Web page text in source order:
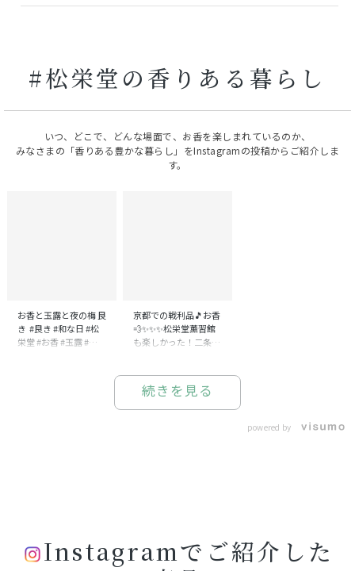
#松栄堂の香りある暮らし
いつ、どこで、どんな場面で、お香を楽しまれているのか、
みなさまの「香りある豊かな暮らし」をInstagramの投稿からご紹介しま
す。
お香と玉露と夜の梅 良
き #良き #和な日 #松
栄堂 #お香 #玉露 #夜の
京都での戦利品🎵お香
💨✨✨✨松栄堂薰習館
も楽しかった！二条と
増やそうと。。。💡 雨
の日のルームアロマは
お香にしています😊勿
続きを見る
powered by
Instagramでご紹介した